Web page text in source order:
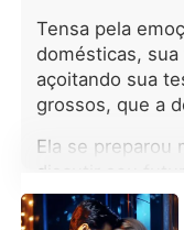
Tensa pela
domésticas,
açoitando sua
grossos, que a
Ela se preparou
discutir seu
selecionar
deixar a casa